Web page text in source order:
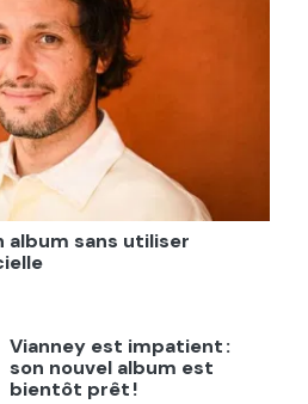
album sans utiliser
Vianney est impatient :
son nouvel album est
bientôt prêt !